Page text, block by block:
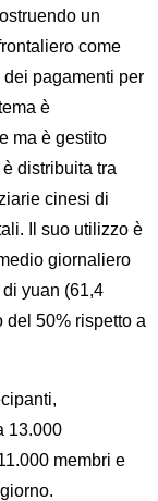
un
come
pagamenti per
è
ma è gestito
distribuita tra
cinesi di
Il suo utilizzo è
giornaliero
yuan (61,4
del 50% rispetto a
13.000
membri e